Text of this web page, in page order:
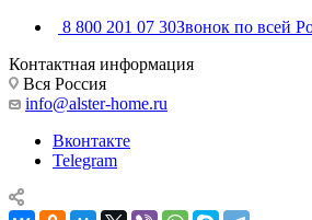
8 800 201 07 30Звонок по всей
Контактная информация
Вся Россия
info@alster-home.ru
Вконтакте
Telegram